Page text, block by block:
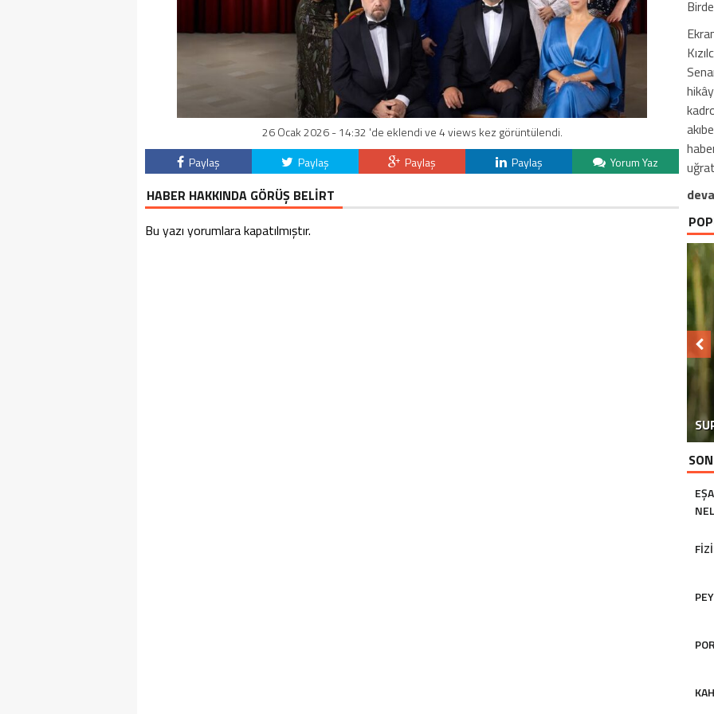
26 Ocak 2026 - 14:32 'de eklendi ve 4 views kez görüntülendi.
Paylaş
Paylaş Paylaş Paylaş Yorum Yaz
HABER HAKKINDA GÖRÜŞ BELİRT
Bu yazı yorumlara kapatılmıştır.